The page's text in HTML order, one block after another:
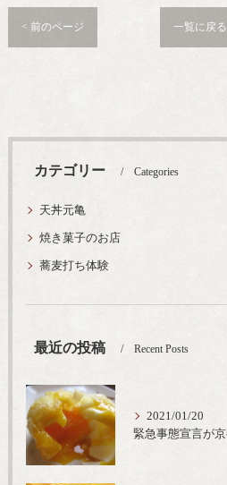
< 前のページ 一覧に戻る
カテゴリー Categories
天丼元亀
焼き菓子のお店
蕎麦打ち体験
最近の投稿 Recent Posts
2021/01/20